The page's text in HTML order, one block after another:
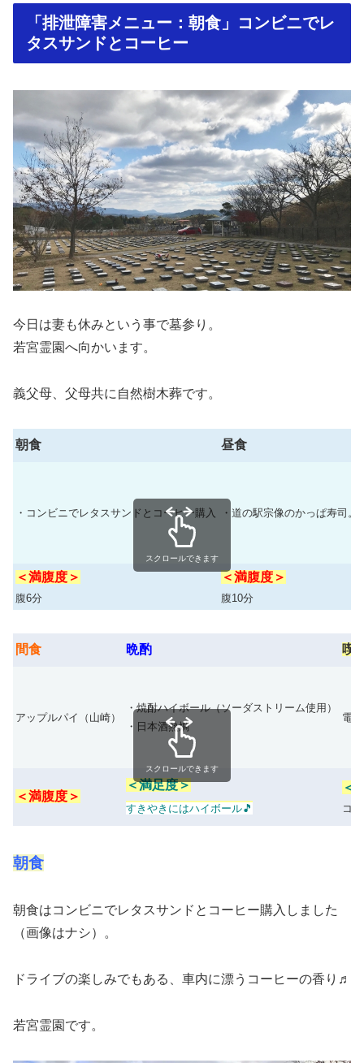
「排泄障害メニュー：朝食」コンビニでレ
タスサンドとコーヒー
今日は妻も休みという事で墓参り。
若宮霊園へ向かいます。
義父母、父母共に自然樹木葬です。
朝食 昼食
・コンビニでレタスサンドとコーヒー購入 ・道の駅宗像のかっぱ寿司。
＜満腹度＞
腹6分
＜満腹度＞
腹10分
スクロールできます
間食 晩酌 喫
アップルパイ（山崎）
・焼酎ハイボール（ソーダストリーム使用）
・日本酒熱燗
電
＜満腹度＞
＜満足度＞
すきやきにはハイボール🎵
＜
コ
スクロールできます
朝食
朝食はコンビニでレタスサンドとコーヒー購入しました
（画像はナシ）。
ドライブの楽しみでもある、車内に漂うコーヒーの香り♬
若宮霊園です。